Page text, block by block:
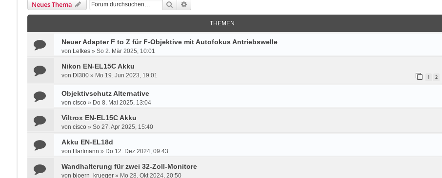
Neues Thema Suche
THEMEN
Neuer Adapter F to Z für F-Objektive mit Autofokus Antriebswelle
von Lefkes» So 2. Mär 2025, 10:01
Nikon EN-EL15C Akku
von DI300» Mo 19. Jun 2023, 19:01 1 2
Objektivschutz Alternative
von cisco» Do 8. Mai 2025, 13:04
Viltrox EN-EL15C Akku
von cisco» So 27. Apr 2025, 15:40
Akku EN-EL18d
von Hartmann » Do 12. Dez 2024, 09:43
Wandhalterung für zwei 32-Zoll-Monitore
von bjoern_krueger» Mo 28. Okt 2024, 20:50